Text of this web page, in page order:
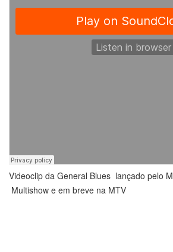
Videoclip da General Blues lançado pelo
Multishow e em breve na MTV